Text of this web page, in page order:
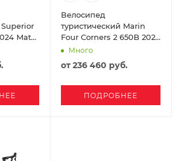
Superior
Matte
Велосипед
туристический Marin
Four Corners 2 650B 2024
GreyМного
от236 460 руб.
ПОДРОБНЕЕ